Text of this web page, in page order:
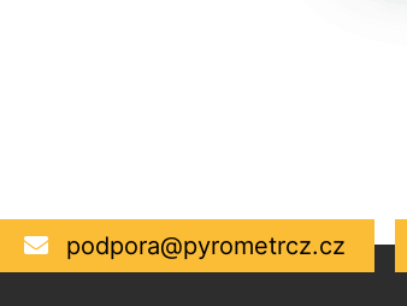
podpora@pyrometrcz.cz